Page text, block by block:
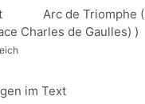
Arc de Triomphe
Charles de Gaulles) )
im Text